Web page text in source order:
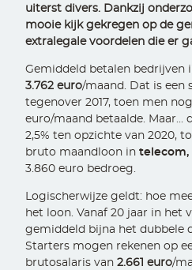
uiterst divers. Dankzij
mooie kijk gekregen op de
extralegale voordelen die er
Gemiddeld betalen bedrijven
3.762 euro/maand. Dat is een
tegenover 2017, toen men
euro/maand betaalde. Maar...
2,5% ten opzichte van 2020,
bruto maandloon intelecom,
3.860 euro bedroeg.
Logischerwijze geldt: hoe
het loon. Vanaf 20 jaar in het
gemiddeld bijna het dubbele
Starters mogen rekenen op
brutosalaris van2.661 euro/